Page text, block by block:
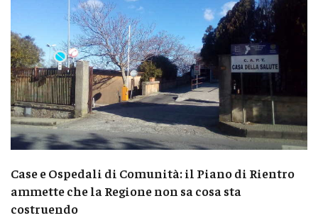
Case e Ospedali di Comunità: il Piano di Rientro
ammette che la Regione non sa cosa sta
costruendo